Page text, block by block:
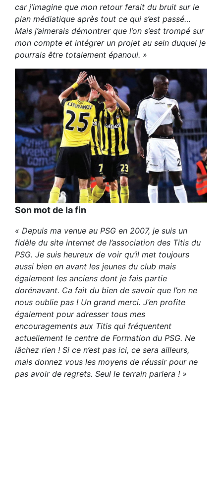
car j’imagine que mon retour ferait du bruit sur le
plan médiatique après tout ce qui s’est passé…
Mais j’aimerais démontrer que l’on s’est trompé sur
mon compte et intégrer un projet au sein duquel je
pourrais être totalement épanoui. »
Son mot de la fin
« Depuis ma venue au PSG en 2007, je suis un
fidèle du site internet de l’association des Titis du
PSG. Je suis heureux de voir qu’il met toujours
aussi bien en avant les jeunes du club mais
également les anciens dont je fais partie
dorénavant. Ca fait du bien de savoir que l’on ne
nous oublie pas ! Un grand merci. J’en profite
également pour adresser tous mes
encouragements aux Titis qui fréquentent
actuellement le centre de Formation du PSG. Ne
lâchez rien ! Si ce n’est pas ici, ce sera ailleurs,
mais donnez vous les moyens de réussir pour ne
pas avoir de regrets. Seul le terrain parlera ! »